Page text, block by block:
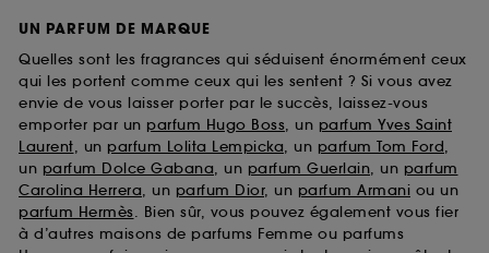
UN PARFUM DE MARQUE
Quelles sont les fragrances qui séduisent énormément ceux
qui les portent comme ceux qui les sentent ? Si vous avez
envie de vous laisser porter par le succès, laissez-vous
emporter par un parfum Hugo Boss, un parfum Yves Saint
Laurent, un parfum Lolita Lempicka, un parfum Tom Ford,
un parfum Dolce Gabana, un parfum Guerlain, un parfum
Carolina Herrera, un parfum Dior, un parfum Armani ou un
parfum Hermès. Bien sûr, vous pouvez également vous fier
à d’autres maisons de parfums Femme ou parfums